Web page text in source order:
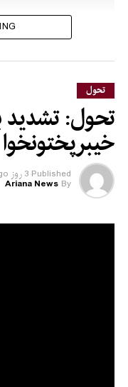
تحول
تحول: تشدید
خیبرپختونخوا
Published 3 روز ago
By
Ariana News